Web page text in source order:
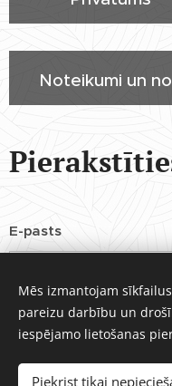
Noteikumi un
E-pasts
Mēs izmantojam
pareizu darbību un
iespējamo lietošanas
Piekrist tikai